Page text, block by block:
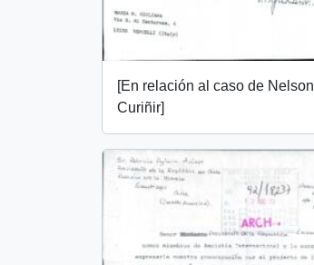
[En relación al caso de Nelson
Curiñir]